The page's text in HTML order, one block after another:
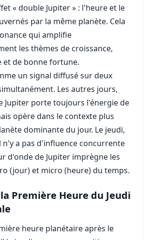
« double Jupiter » : l'heure et le
par la même planète. Cela
qui amplifie
les thèmes de croissance,
et de bonne fortune.
un signal diffusé sur deux
Les autres jours,
Jupiter porte toujours l'énergie de
opère dans le contexte plus
dominante du jour. Le jeudi,
n'y a pas d'influence concurrente
d'onde de Jupiter imprègne les
(jour) et micro (heure) du temps.
Première Heure du Jeudi
heure planétaire après le